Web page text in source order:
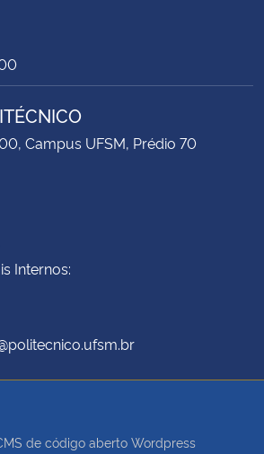
Campus UFSM, Prédio 70
Internos:
de código aberto Wordpress